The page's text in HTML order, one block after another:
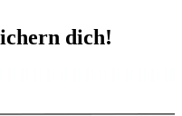
dich!